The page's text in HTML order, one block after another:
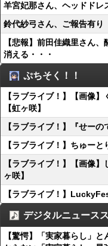
羊宮妃那さん、ヘッドドレ
鈴代紗弓さん、ご報告有り
【悲報】前田佳織里さん
消える・・・
ぷちそく！！
【ラブライブ！】【画像
【虹ヶ咲】
【ラブライブ！】『せー
【ラブライブ！】ちゅー
【ラブライブ！】【画像
ヶ咲】
【ラブライブ！】
デジタルニュース
【驚愕】「実家暮らし」